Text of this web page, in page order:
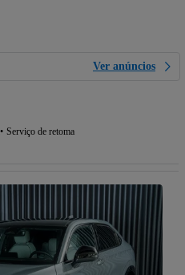
Ver anúncios
Serviço de retoma